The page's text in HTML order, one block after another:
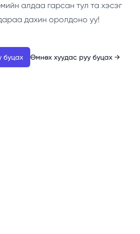
алдаа гарсан тул та хэсэг
дахин оролдоно уу!
буцах Өмнөх хуудас руу буцах →